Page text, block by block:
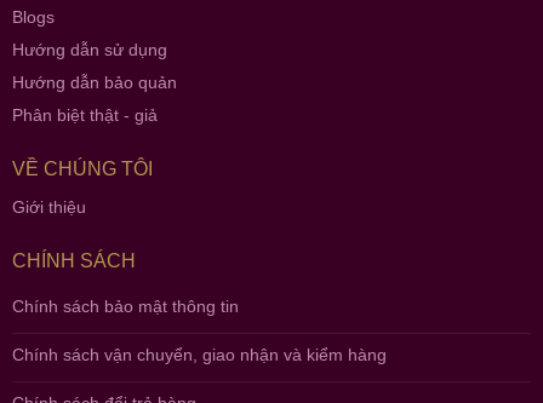
Blogs
Hướng dẫn sử dụng
Hướng dẫn bảo quản
Phân biệt thật - giả
VỀ CHÚNG TÔI
Giới thiệu
CHÍNH SÁCH
Chính sách bảo mật thông tin
Chính sách vận chuyển, giao nhận và kiểm hàng